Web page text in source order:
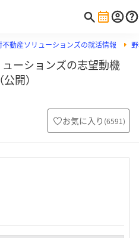
不動産ソリューションズの就活情報
ーションズの志望動機
開）
お気に入り (6591)